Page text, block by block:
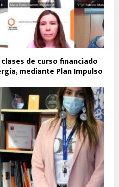
de curso financiado
mediante Plan Impulso